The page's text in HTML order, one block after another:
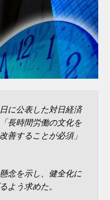
に公表した対日経済
長時間労働の文化を
善することが必須」
念を示し、健全化に
よう求めた。